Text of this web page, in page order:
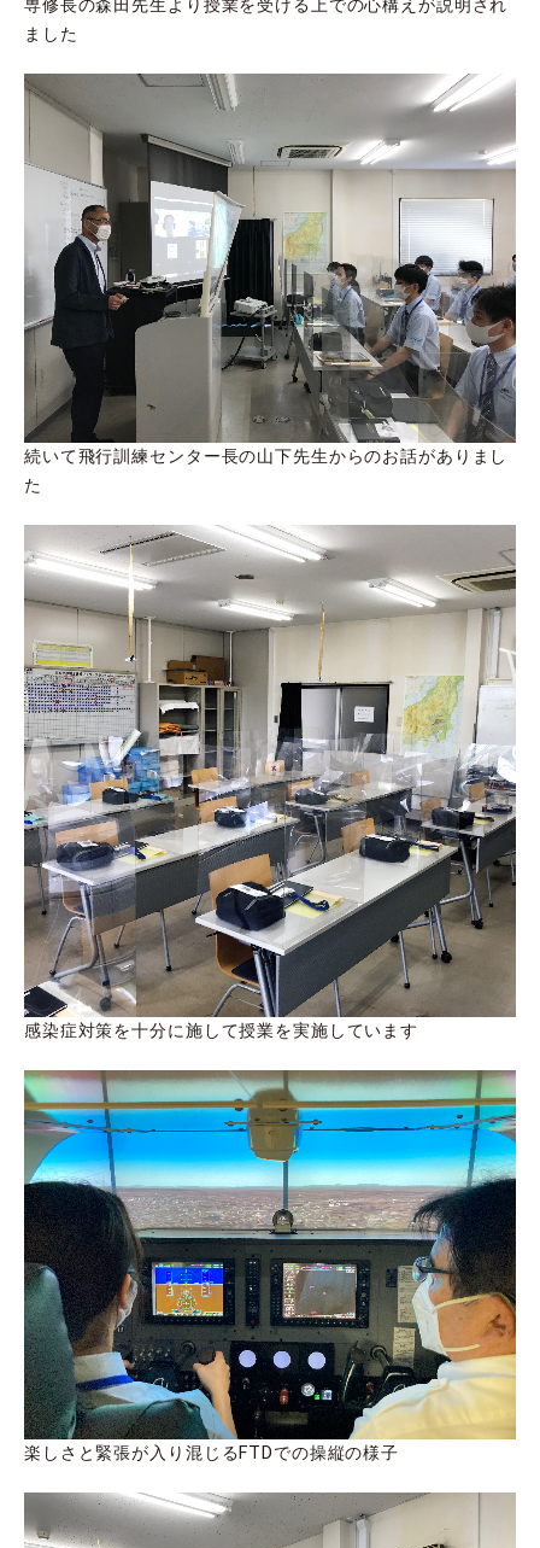
専修長の森田先生より授業を受ける上での心構えが説明され
ました
続いて飛行訓練センター長の山下先生からのお話がありまし
た
感染症対策を十分に施して授業を実施しています
楽しさと緊張が入り混じるFTDでの操縦の様子